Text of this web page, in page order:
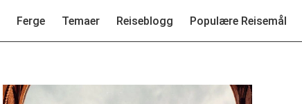
Ferge Temaer Reiseblogg Populære Reisemål